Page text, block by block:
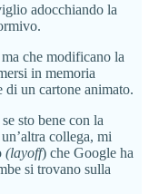
adocchiando la
che modificano la
in memoria
di un cartone animato.
sto bene con la
collega, mi
(layoff) che Google ha
si trovano sulla